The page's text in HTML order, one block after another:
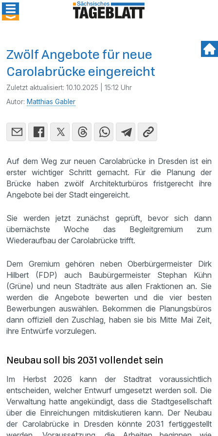
Zwölf Angebote für neue
Carolabrücke eingereicht
Zuletzt aktualisiert:10.10.2025 | 15:12 Uhr
Autor: Matthias Gabler
Auf dem Weg zur neuen Carolabrücke in Dresden ist ein
erster wichtiger Schritt gemacht. Für die Planung der
Brücke haben zwölf Architekturbüros fristgerecht ihre
Angebote bei der Stadt eingereicht.
Sie werden jetzt zunächst geprüft, bevor sich dann
übernächste Woche das Begleitgremium zum
Wiederaufbau der Carolabrücke trifft.
Dem Gremium gehören neben Oberbürgermeister Dirk
Hilbert (FDP) auch Baubürgermeister Stephan Kühn
(Grüne) und neun Stadträte aus allen Fraktionen an. Sie
werden die Angebote bewerten und die vier besten
Bewerbungen auswählen. Bekommen die Planungsbüros
dann offiziell den Zuschlag, haben sie bis Mitte Mai Zeit,
ihre Entwürfe vorzulegen.
Neubau soll bis 2031 vollendet sein
Im Herbst 2026 kann der Stadtrat voraussichtlich
entscheiden, welcher Entwurf umgesetzt werden soll. Die
Verwaltung hatte angekündigt, dass die Stadtgesellschaft
über die Einreichungen mitdiskutieren kann. Der Neubau
der Carolabrücke in Dresden könnte 2031 fertiggestellt